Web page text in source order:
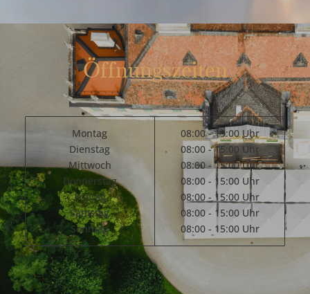
Öffnungszeiten
Montag
Dienstag
Mittwoch
Donnerstag
Freitag
Samstag
Sonntag
08:00 - 19:00 Uhr
08:00 - 15:00 Uhr
08:00 - 15:00 Uhr
08:00 - 15:00 Uhr
08:00 - 15:00 Uhr
08:00 - 15:00 Uhr
08:00 - 15:00 Uhr